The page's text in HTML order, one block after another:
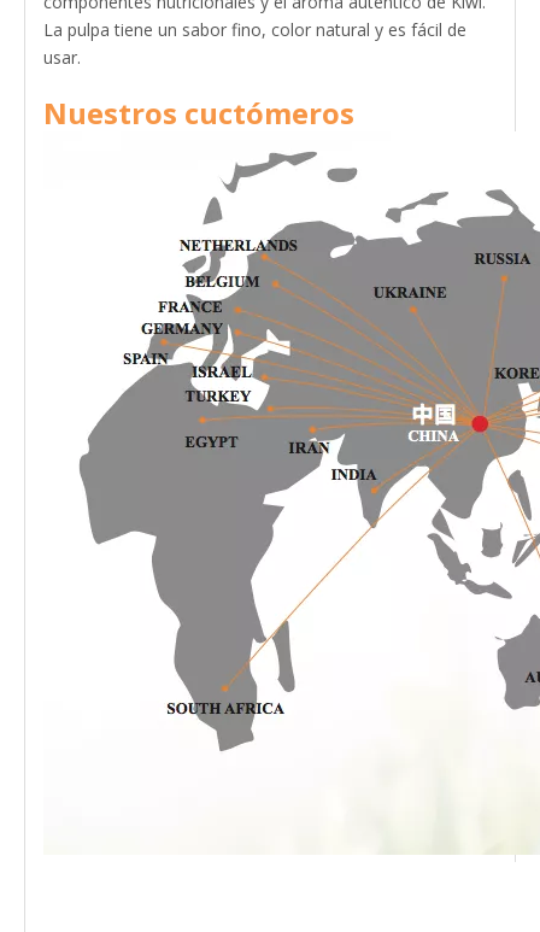
La pulpa tiene un sabor fino, color natural y es fácil de
usar.
Nuestros cuctómeros